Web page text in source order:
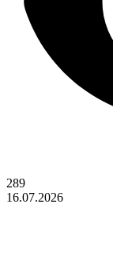
289
16.07.2026